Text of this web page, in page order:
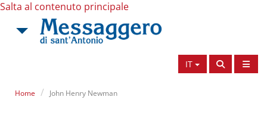
Salta al contenuto principale
IT
Home John Henry Newman